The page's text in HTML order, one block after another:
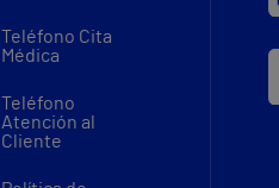
Teléfono Cita
Médica
Teléfono
Atención al
Cliente